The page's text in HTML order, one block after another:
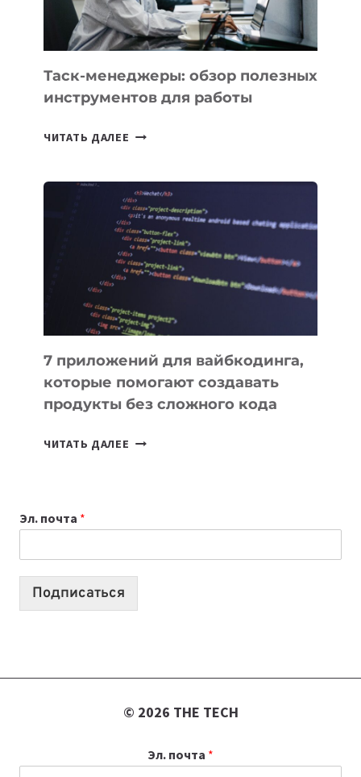
МОЖНО
ПОРУЧИТЬ
УЖЕ
СЕГОДНЯ
Таск-менеджеры: обзор полезных
инструментов для работы
ЧИТАТЬ ДАЛЕЕ ТАСК-
ПОЛЕЗНЫХ
ИНСТРУМЕНТОВ
ДЛЯ
РАБОТЫ
7 приложений для вайбкодинга,
которые помогают создавать
продукты без сложного кода
ЧИТАТЬ ДАЛЕЕ
СОЗДАВАТЬ
ПРОДУКТЫ
Эл. почта *
Подписаться
© 2026 THE TECH
Эл. почта *